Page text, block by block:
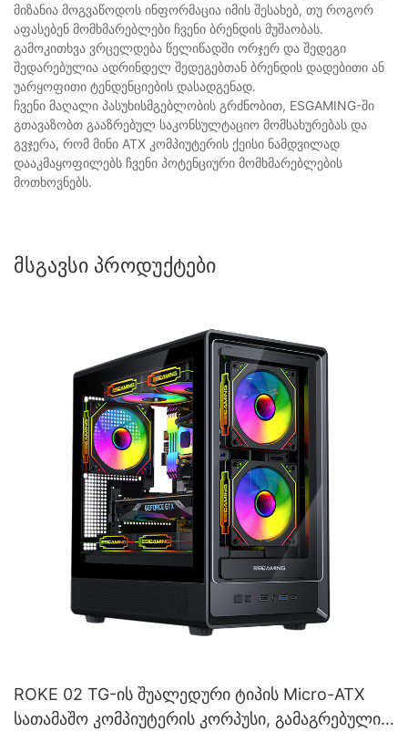
მიზანია მოგვაწოდოს ინფორმაცია იმის შესახებ, თუ როგორ
აფასებენ მომხმარებლები ჩვენი ბრენდის მუშაობას.
გამოკითხვა ვრცელდება წელიწადში ორჯერ და შედეგი
შედარებულია ადრინდელ შედეგებთან ბრენდის დადებითი ან
უარყოფითი ტენდენციების დასადგენად.
ჩვენი მაღალი პასუხისმგებლობის გრძნობით, ESGAMING-ში
გთავაზობთ გააზრებულ საკონსულტაციო მომსახურებას და
გვჯერა, რომ მინი ATX კომპიუტერის ქეისი ნამდვილად
დააკმაყოფილებს ჩვენი პოტენციური მომხმარებლების
მოთხოვნებს.
Მსგავსი Პროდუქტები
ROKE 02 TG-ის შუალედური ტიპის Micro-ATX
სათამაშო კომპიუტერის კორპუსი, გამაგრებული